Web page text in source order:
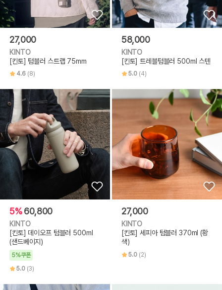
27,000
KINTO
[킨토] 텀블러 스트랩 75mm
4.6 (8)
58,000
KINTO
[킨토] 트레블텀블러 500ml 스텐
5.0 (4)
5% 60,800
KINTO
[킨토] 데이오프 텀블러 500ml
(샌드베이지)
5%쿠폰
5.0 (3)
27,000
KINTO
[킨토] 세피아 텀블러 370ml (황
색)
5.0 (2)